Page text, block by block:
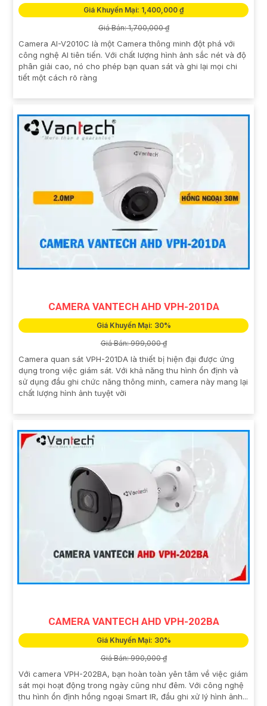
Giá Khuyến Mại: 1,400,000 ₫
Giá Bán: 1,700,000 ₫
Camera AI-V2010C là một Camera thông minh đột phá với
công nghệ AI tiên tiến. Với chất lượng hình ảnh sắc nét và độ
phân giải cao, nó cho phép bạn quan sát và ghi lại mọi chi
tiết một cách rõ ràng
CAMERA VANTECH AHD VPH-201DA
Giá Khuyến Mại: 30%
Giá Bán: 999,000 ₫
Camera quan sát VPH-201DA là thiết bị hiện đại được ứng
dụng trong việc giám sát. Với khả năng thu hình ổn định và
sử dụng đầu ghi chức năng thông minh, camera này mang lại
chất lượng hình ảnh tuyệt vời
CAMERA VANTECH AHD VPH-202BA
Giá Khuyến Mại: 30%
Giá Bán: 990,000 ₫
Với camera VPH-202BA, bạn hoàn toàn yên tâm về việc giám
sát mọi hoạt động trong ngày cũng như đêm. Với công nghệ
thu hình ổn định hồng ngoại Smart IR, đầu ghi xử lý hình ảnh...